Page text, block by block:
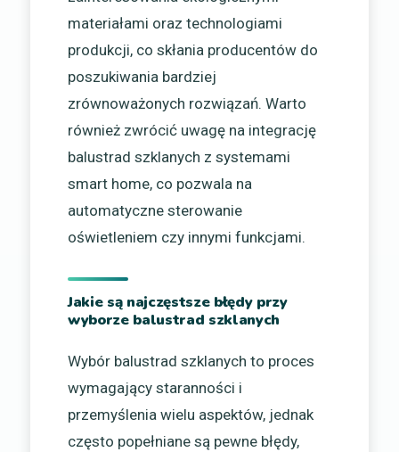
materiałami oraz technologiami
produkcji, co skłania producentów do
poszukiwania bardziej
zrównoważonych rozwiązań. Warto
również zwrócić uwagę na integrację
balustrad szklanych z systemami
smart home, co pozwala na
automatyczne sterowanie
oświetleniem czy innymi funkcjami.
Jakie są najczęstsze błędy przy
wyborze balustrad szklanych
Wybór balustrad szklanych to proces
wymagający staranności i
przemyślenia wielu aspektów, jednak
często popełniane są pewne błędy,